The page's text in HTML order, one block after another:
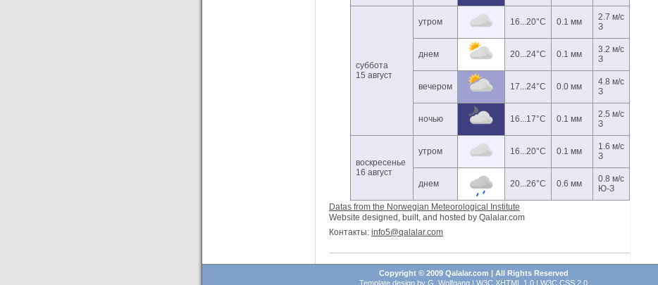
суббота
15 август
утром 16...20°C 0.1 мм
2.7 м/с
З
днем 20...24°C 0.1 мм
3.2 м/с
З
вечером 17...24°C 0.0 мм
4.8 м/с
З
ночью 16...17°C 0.1 мм
2.5 м/с
З
воскресенье
16 август
утром 16...20°C 0.1 мм
1.6 м/с
З
днем 20...26°C 0.6 мм
0.8 м/с
Ю-З
Datas from the Norwegian Meteorological Institute
Website designed, built, and hosted by Qalalar.com
Контакты: info5@qalalar.com
Copyright © 2009 Qalalar.com | All Rights Reserved
Template design by G. Wolfgang | W3C XHTML 1.0 | W3C CSS 2.0